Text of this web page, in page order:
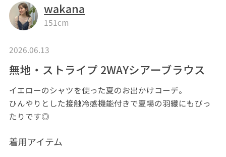
wakana
151cm
2026.06.13
無地・ストライプ 2WAYシアーブラウス
イエローのシャツを使った夏のお出かけコーデ。
ひんやりとした接触冷感機能付きで夏場の羽織にもぴっ
たりです◎
着用アイテム